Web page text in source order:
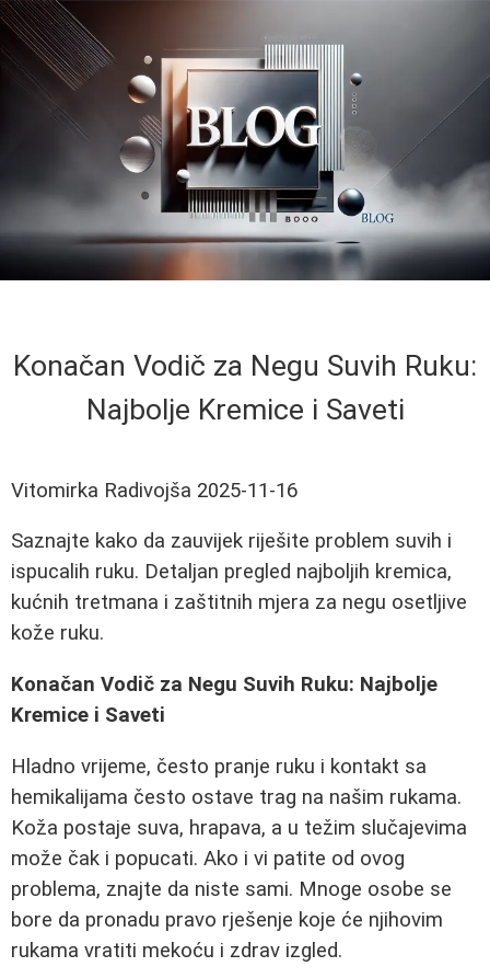
Konačan Vodič za Negu Suvih Ruku:
Najbolje Kremice i Saveti
Vitomirka Radivojša 2025-11-16
Saznajte kako da zauvijek riješite problem suvih i
ispucalih ruku. Detaljan pregled najboljih kremica,
kućnih tretmana i zaštitnih mjera za negu osetljive
kože ruku.
Konačan Vodič za Negu Suvih Ruku: Najbolje
Kremice i Saveti
Hladno vrijeme, često pranje ruku i kontakt sa
hemikalijama često ostave trag na našim rukama.
Koža postaje suva, hrapava, a u težim slučajevima
može čak i popucati. Ako i vi patite od ovog
problema, znajte da niste sami. Mnoge osobe se
bore da pronadu pravo rješenje koje će njihovim
rukama vratiti mekoću i zdrav izgled.